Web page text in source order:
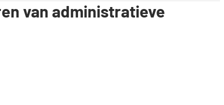
van administratieve